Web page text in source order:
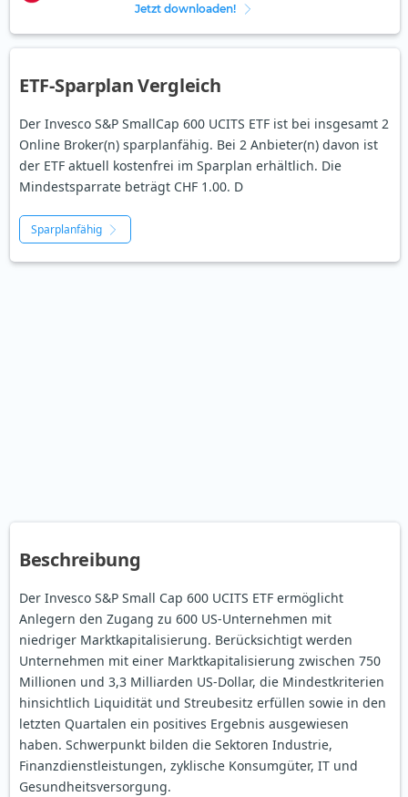
Jetzt downloaden!
ETF-Sparplan Vergleich
Der Invesco S&P SmallCap 600 UCITS ETF ist bei insgesamt 2
Online Broker(n) sparplanfähig. Bei 2 Anbieter(n) davon ist
der ETF aktuell kostenfrei im Sparplan erhältlich. Die
Mindestsparrate beträgt CHF 1.00. D
Sparplanfähig
Beschreibung
Der Invesco S&P Small Cap 600 UCITS ETF ermöglicht
Anlegern den Zugang zu 600 US-Unternehmen mit
niedriger Marktkapitalisierung. Berücksichtigt werden
Unternehmen mit einer Marktkapitalisierung zwischen 750
Millionen und 3,3 Milliarden US-Dollar, die Mindestkriterien
hinsichtlich Liquidität und Streubesitz erfüllen sowie in den
letzten Quartalen ein positives Ergebnis ausgewiesen
haben. Schwerpunkt bilden die Sektoren Industrie,
Finanzdienstleistungen, zyklische Konsumgüter, IT und
Gesundheitsversorgung.